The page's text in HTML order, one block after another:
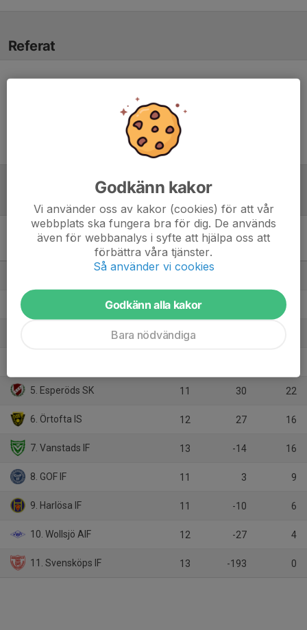
Referat
Division 6 Herr Mellersta
M
13 32
12
5. Esperöds SK 11 30 22
6. Örtofta IS 12 27 16
7. Vanstads IF 13 -14 16
8. GOF IF 11 3 9
9. Harlösa IF 11 -10 6
10. Wollsjö AIF 12 -27 4
11. Svensköps IF 13 -193 0
Godkänn kakor
Vi använder oss av kakor (cookies) för att vår
webbplats ska fungera bra för dig. De används
även för webbanalys i syfte att hjälpa oss att
förbättra våra tjänster.
Så använder vi cookies
Godkänn alla kakor
Bara nödvändiga